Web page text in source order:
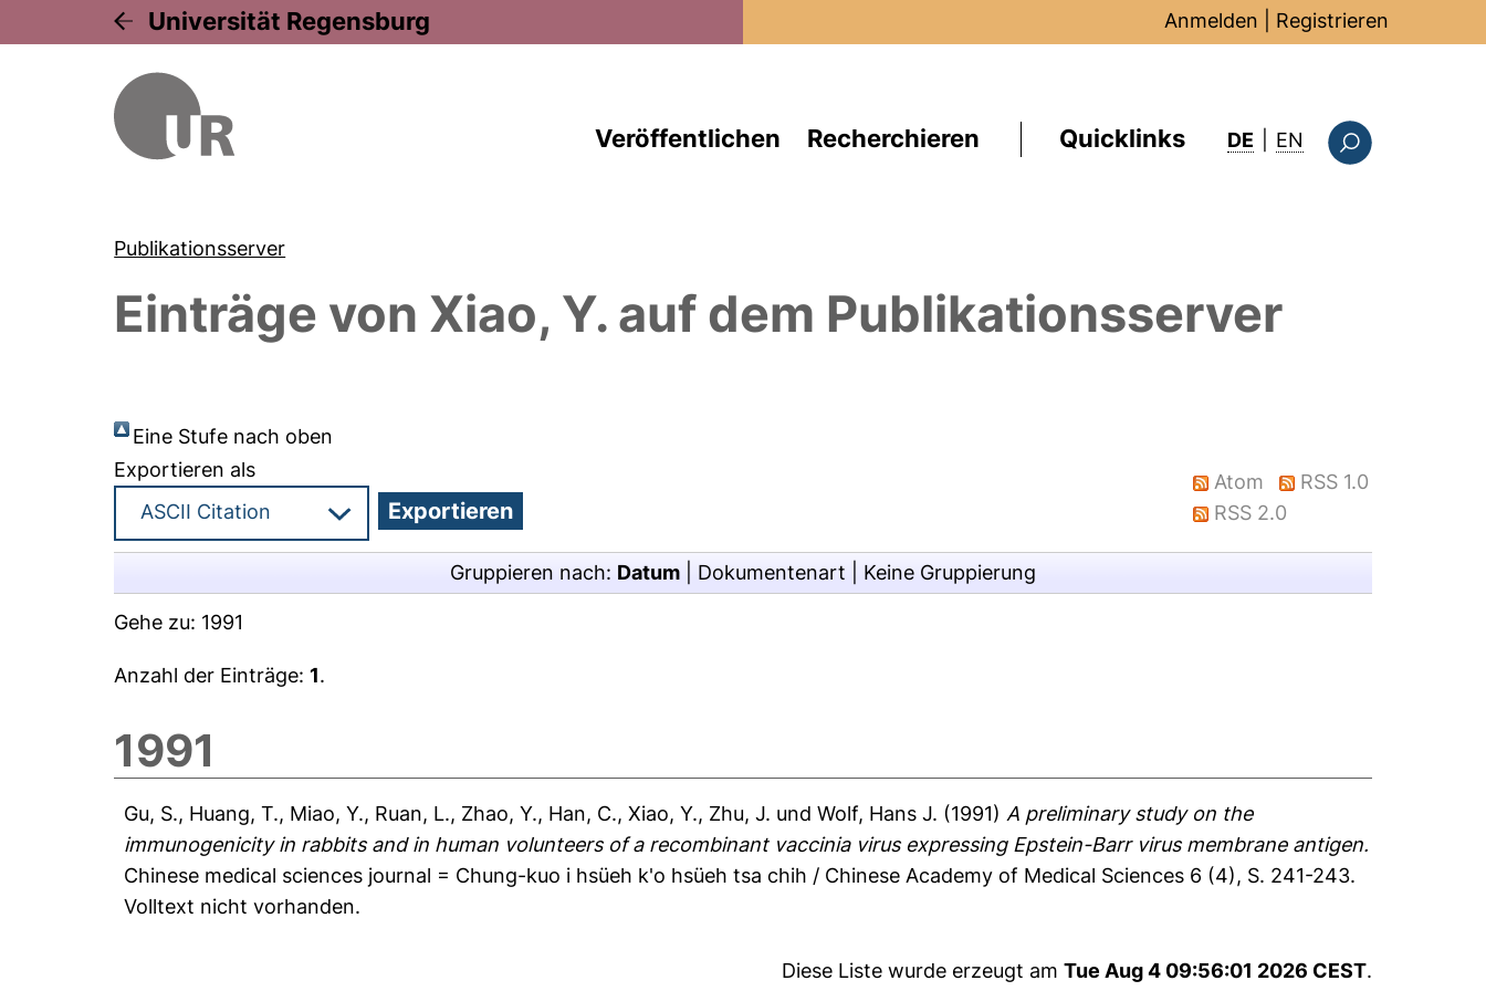
Universität Regensburg Anmelden Registrieren
Veröffentlichen Recherchieren Quicklinks DE EN : this page in
Publikationsserver
Einträge von Xiao, Y. auf dem Publikationsserver
Eine Stufe nach oben
Exportieren als
Atom
RSS 1.0
RSS 2.0
Gruppieren nach: Datum Dokumentenart Keine Gruppierung
Gehe zu: 1991
Anzahl der Einträge:1.
1991
Gu, S., Huang, T., Miao, Y., Ruan, L., Zhao, Y., Han, C.,Xiao, Y., Zhu, J. undWolf, Hans J. (1991) A preliminary study on the
immunogenicity in rabbits and in human volunteers of a recombinant vaccinia virus expressing Epstein-Barr virus membrane antigen.
Chinese medical sciences journal = Chung-kuo i hsüeh k'o hsüeh tsa chih / Chinese Academy of Medical Sciences 6 (4), S. 241-243.
Volltext nicht vorhanden.
Diese Liste wurde erzeugt am Tue Aug 4 09:56:01 2026 CEST.